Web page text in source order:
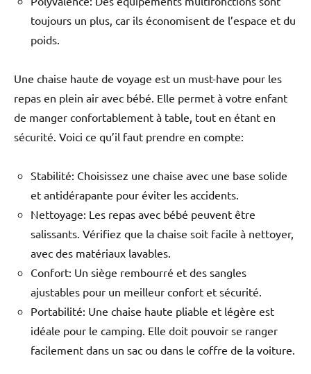
toujours un plus, car ils économisent de l’espace et du
poids.
Une chaise haute de voyage est un must-have pour les
repas en plein air avec bébé. Elle permet à votre enfant
de manger confortablement à table, tout en étant en
sécurité. Voici ce qu’il faut prendre en compte:
Stabilité: Choisissez une chaise avec une base solide
et antidérapante pour éviter les accidents.
Nettoyage: Les repas avec bébé peuvent être
salissants. Vérifiez que la chaise soit facile à nettoyer,
avec des matériaux lavables.
Confort: Un siège rembourré et des sangles
ajustables pour un meilleur confort et sécurité.
Portabilité: Une chaise haute pliable et légère est
idéale pour le camping. Elle doit pouvoir se ranger
facilement dans un sac ou dans le coffre de la voiture.